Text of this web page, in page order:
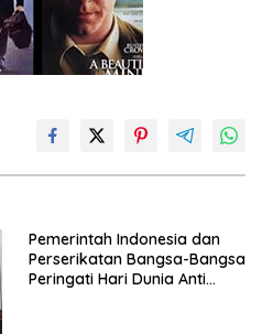
Pemerintah Indonesia dan
Perserikatan Bangsa-Bangsa
Peringati Hari Dunia Anti